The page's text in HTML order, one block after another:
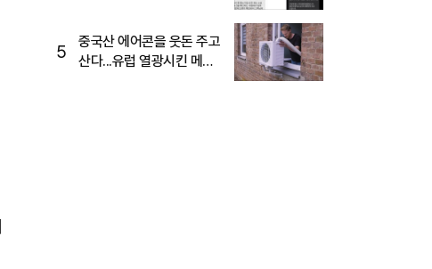
5
중국산 에어콘을 웃돈 주고
산다...유럽 열광시킨 메이